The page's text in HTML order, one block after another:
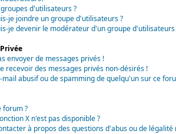
d'utilisateurs ?
je joindre un groupe d'utilisateurs ?
je devenir le modérateur d'un groupe d'utilisateurs
envoyer de messages privés !
recevoir des messages privés non-désirés !
mail abusif ou de spamming de quelqu'un sur ce
forum ?
X n'est pas disponible ?
à propos des questions d'abus ou de